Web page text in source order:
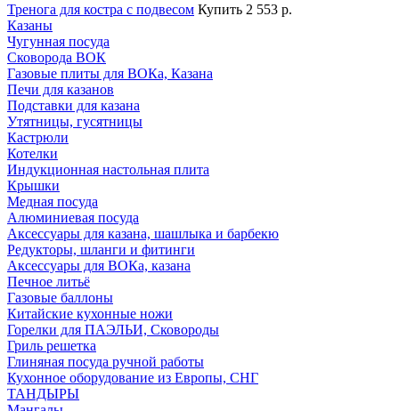
Тренога для костра с подвесом Купить 2 553 р.
Казаны
Чугунная посуда
Сковорода ВОК
Газовые плиты для ВОКа, Казана
Печи для казанов
Подставки для казана
Утятницы, гусятницы
Кастрюли
Котелки
Индукционная настольная плита
Крышки
Медная посуда
Алюминиевая посуда
Аксессуары для казана, шашлыка и барбекю
Редукторы, шланги и фитинги
Аксессуары для ВОКа, казана
Печное литьё
Газовые баллоны
Китайские кухонные ножи
Горелки для ПАЭЛЬИ, Сковороды
Гриль решетка
Глиняная посуда ручной работы
Кухонное оборудование из Европы, СНГ
ТАНДЫРЫ